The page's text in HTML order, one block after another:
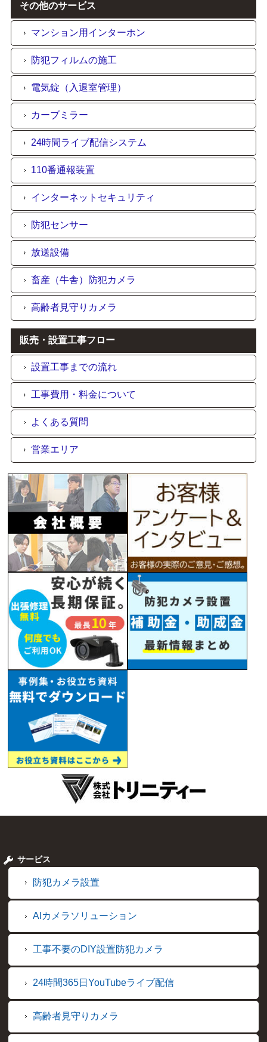
その他のサービス
マンション用インターホン
防犯フィルムの施工
電気錠（入退室管理）
カーブミラー
24時間ライブ配信システム
110番通報装置
インターネットセキュリティ
防犯センサー
放送設備
畜産（牛舎）防犯カメラ
高齢者見守りカメラ
販売・設置工事フロー
設置工事までの流れ
工事費用・料金について
よくある質問
営業エリア
サービス
防犯カメラ設置
AIカメラソリューション
工事不要のDIY設置防犯カメラ
24時間365日YouTubeライブ配信
高齢者見守りカメラ